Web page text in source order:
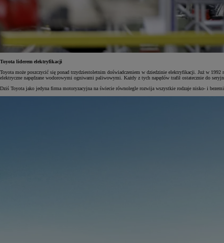
Od105 300 zł
Corolla Hatchback
HYBRID
Toyota liderem elektryfikacji
Toyota może poszczycić się ponad trzydziestoletnim doświadczeniem w dziedzinie elektryfikacji. Już w
elektryczne napędzane wodorowymi ogniwami paliwowymi. Każdy z tych napędów trafił ostatecznie do
Dziś Toyota jako jedyna firma motoryzacyjna na świecie równolegle rozwija wszystkie rodzaje nisko- i